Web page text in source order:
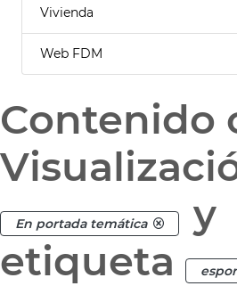
Vivienda
Web FDM
Contenido
En portada temática
y
etiqueta